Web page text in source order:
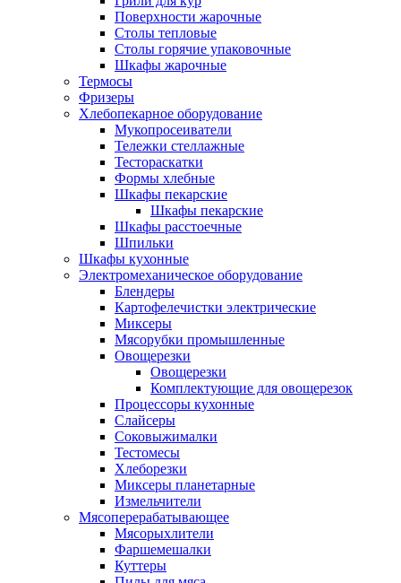
Поверхности жарочные
Столы тепловые
Столы горячие упаковочные
Шкафы жарочные
Термосы
Фризеры
Хлебопекарное оборудование
Мукопросеиватели
Тележки стеллажные
Тестораскатки
Формы хлебные
Шкафы пекарские
Шкафы пекарские
Шкафы расстоечные
Шпильки
Шкафы кухонные
Электромеханическое оборудование
Блендеры
Картофелечистки электрические
Миксеры
Мясорубки промышленные
Овощерезки
Овощерезки
Комплектующие для овощерезок
Процессоры кухонные
Слайсеры
Соковыжималки
Тестомесы
Хлеборезки
Миксеры планетарные
Измельчители
Мясоперерабатывающее
Мясорыхлители
Фаршемешалки
Куттеры